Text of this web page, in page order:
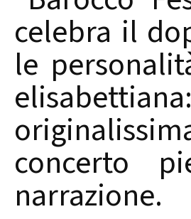
celebra il
le
concerto
narrazione.